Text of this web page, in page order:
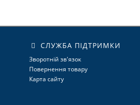
СЛУЖБА ПІДТРИМКИ
Зворотній зв'язок
Повернення товару
Карта сайту